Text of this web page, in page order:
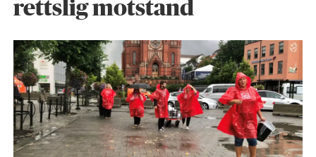
rettslig motstand